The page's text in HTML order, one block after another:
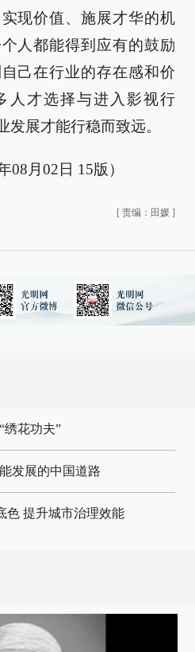
现价值、施展才华的机
人都能得到应有的鼓励
己在行业的存在感和价
人才选择与进入影视行
发展才能行稳而致远。
08月02日 15版）
[ 责编：田媛 ]
绣花功夫”
发展的中国道路
色 提升城市治理效能